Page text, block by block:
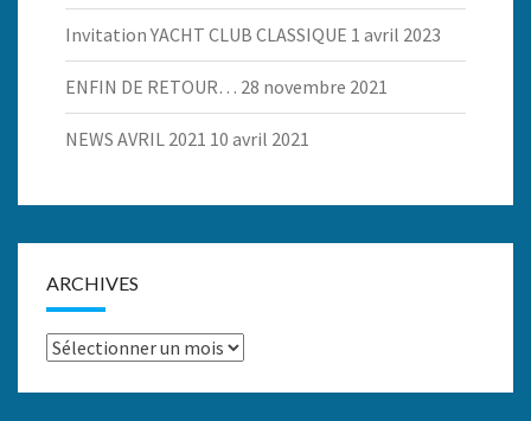
Invitation YACHT CLUB CLASSIQUE 1 avril 2023
ENFIN DE RETOUR… 28 novembre 2021
NEWS AVRIL 2021 10 avril 2021
ARCHIVES
Archives